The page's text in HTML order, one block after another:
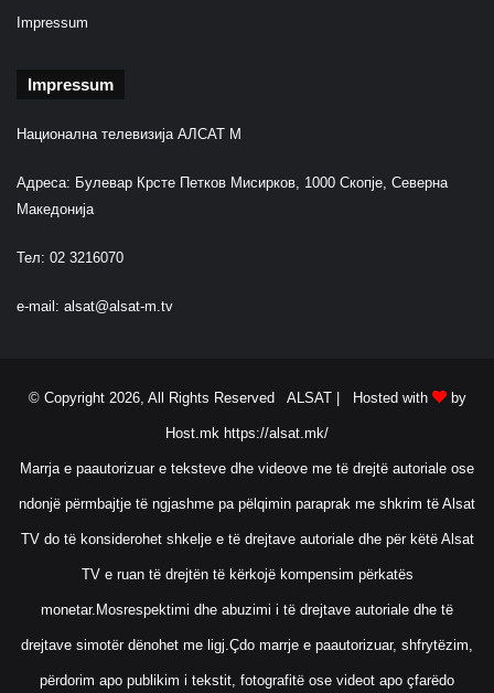
Impressum
Impressum
Национална телевизија АЛСАТ М
Адреса: Булевар Крсте Петков Мисирков, 1000 Скопје, Северна
Македонија
Тел: 02 3216070
e-mail: alsat@alsat-m.tv
© Copyright 2026, All Rights Reserved ALSAT | Hosted with by
Host.mk https://alsat.mk/
Marrja e paautorizuar e teksteve dhe videove me të drejtë autoriale ose
ndonjë përmbajtje të ngjashme pa pëlqimin paraprak me shkrim të Alsat
TV do të konsiderohet shkelje e të drejtave autoriale dhe për këtë Alsat
TV e ruan të drejtën të kërkojë kompensim përkatës
monetar.Mosrespektimi dhe abuzimi i të drejtave autoriale dhe të
drejtave simotër dënohet me ligj.Çdo marrje e paautorizuar, shfrytëzim,
përdorim apo publikim i tekstit, fotografitë ose videot apo çfarëdo